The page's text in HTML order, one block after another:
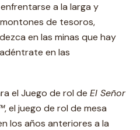
a la larga y
de tesoros,
en las minas que hay
en las
el Juego de rol de El Señor
, el juego de rol de mesa
los años anteriores a la